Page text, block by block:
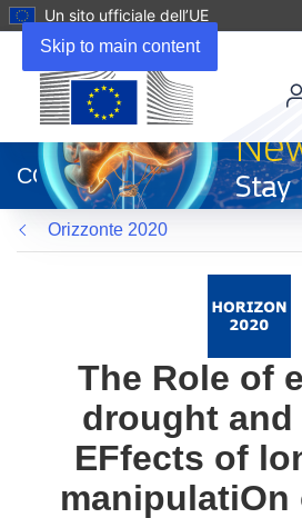
Skip to main content
Un sito ufficiale dell’UE
apre
in
una
nuova
finestra)
CORDIS
Orizzonte 2020
The Role of
drought and
EFfects of
manipulatiOn